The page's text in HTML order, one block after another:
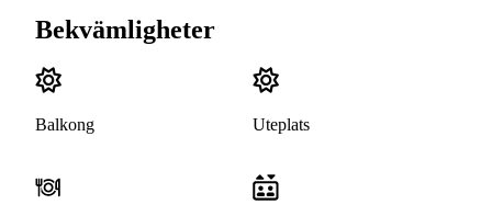
Bekvämligheter
Balkong Uteplats